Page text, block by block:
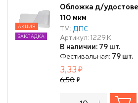
Обложка д/
110 мкм
ТМ: ДПС
Артикул: 1229.К
В наличии: 79 шт.
Фестивальная: 79 шт.
АКЦИЯ
ЗАКЛАДКА
3,33
6,50